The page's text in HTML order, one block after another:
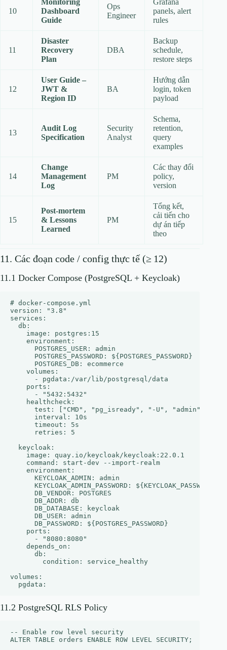
10
Monitoring
Dashboard
Guide
Ops
Engineer
Grafana
panels, alert
rules
11
Disaster
Recovery
Plan
DBA
Backup
schedule,
restore steps
12
User Guide –
JWT &
Region ID
BA
Hướng dẫn
login, token
payload
13
Audit Log
Specification
Security
Analyst
Schema,
retention,
query
examples
14
Change
Management
Log
PM
Các thay đổi
policy,
version
15
Post‑mortem
& Lessons
Learned
PM
Tổng kết,
cải tiến cho
dự án tiếp
theo
11. Các đoạn code / config thực tế (≥ 12)
11.1 Docker Compose (PostgreSQL + Keycloak)
# docker-compose.yml
version: "3.8"
services:
  db:
    image: postgres:15
    environment:
      POSTGRES_USER: admin
      POSTGRES_PASSWORD: ${POSTGRES_PASSWORD}
      POSTGRES_DB: ecommerce
    volumes:
      - pgdata:/var/lib/postgresql/data
    ports:
      - "5432:5432"
    healthcheck:
      test: ["CMD", "pg_isready", "-U", "admin"]
      interval: 10s
      timeout: 5s
      retries: 5
  keycloak:
    image: quay.io/keycloak/keycloak:22.0.1
    command: start-dev --import-realm
    environment:
      KEYCLOAK_ADMIN: admin
      KEYCLOAK_ADMIN_PASSWORD: ${KEYCLOAK_PASSWORD}
      DB_VENDOR: POSTGRES
      DB_ADDR: db
      DB_DATABASE: keycloak
      DB_USER: admin
      DB_PASSWORD: ${POSTGRES_PASSWORD}
    ports:
      - "8080:8080"
    depends_on:
      db:
        condition: service_healthy
volumes:
11.2 PostgreSQL RLS Policy
-- Enable row level security
ALTER TABLE orders ENABLE ROW LEVEL SECURITY;